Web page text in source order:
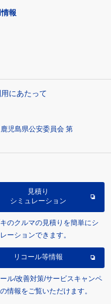
報
用にあたって
児島県公安委員会 第
見積り
シミュレーション
のクルマの見積りを簡単にシ
ーションできます。
リコール等情報
ル/改善対策/サービスキャンペ
情報をご覧いただけます。